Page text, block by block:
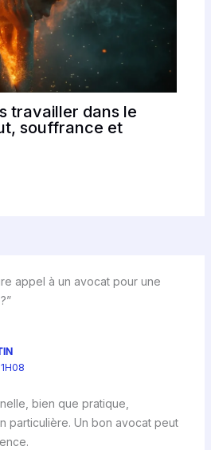
travailler dans le
souffrance et
appel à un avocat pour une
bien que pratique,
particulière. Un bon avocat peut